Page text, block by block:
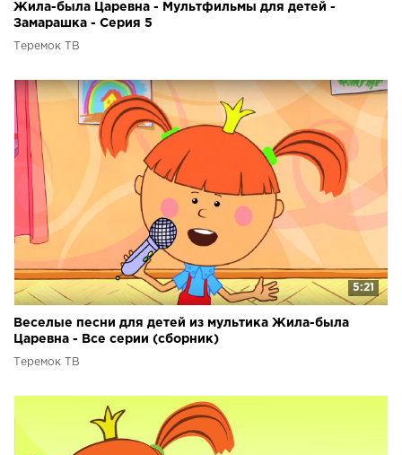
Жила-была Царевна - Мультфильмы для детей -
Замарашка - Серия 5
Теремок ТВ
5:21
Веселые песни для детей из мультика Жила-была
Царевна - Все серии (сборник)
Теремок ТВ